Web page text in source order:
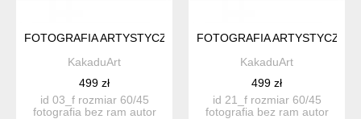
FOTOGRAFIA ARTYSTYCZNA 03F
KakaduArt
499 zł
id 03_f rozmiar 60/45
fotografia bez ram autor
FOTOGRAFIA ARTYSTYCZNA
KakaduArt
499 zł
id 21_f rozmiar 60/45
fotografia bez ram autor